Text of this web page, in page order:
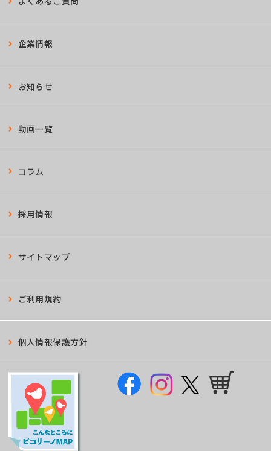
企業情報
お知らせ
動画一覧
コラム
採用情報
サイトマップ
ご利用規約
個人情報保護方針